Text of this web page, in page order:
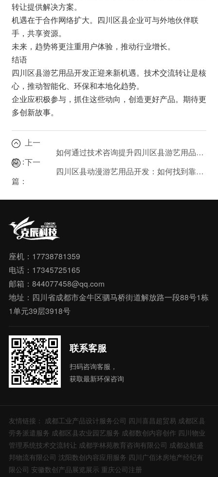
转让提供解决方案。
机遇在于合作网络扩大。四川区县企业可与外地伙伴联
手，共享资源。
未来，趋势将更注重用户体验，推动行业增长。
结语
四川区县游艺用品开发正迎来新机遇。技术交流转让是核
心，推动智能化、环保和本地化趋势。
企业应积极参与，抓住这些动向，创造更好产品。期待更
多创新故事。
上一
篇：
如何通过技术咨询提升四川区县游艺用品开发效率？
下一
篇：
四川区县动漫游艺用品开发：如何找到靠谱的技术支持？
座机：17738781359
电话：17345725165
邮箱：844077458@qq.com
地址：四川省成都市金牛区驷马桥街道解放路一段88号1栋
1单元39层3918号
联系客服
扫码咨询客服，
获取最新环保咨询
友情链接： 成都工业产品设计服务公司 四川喜昌超贸易 成都区县
劳务派遣服务 成都区县农业园艺服务 成都数创内容创作 四川物业
管理系统技术交流转让 成都学林苑教育咨询有限公司 成都达航盛
邦物流有限公司 沈阳数创内容应用服务 四川广佰沐房地产经纪有
限公司 安徽数创产品展览展示 重庆公司注册